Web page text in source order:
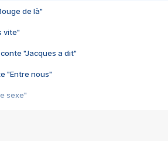
de là"
vite"
"Jacques a dit"
"Entre nous"
sexe"